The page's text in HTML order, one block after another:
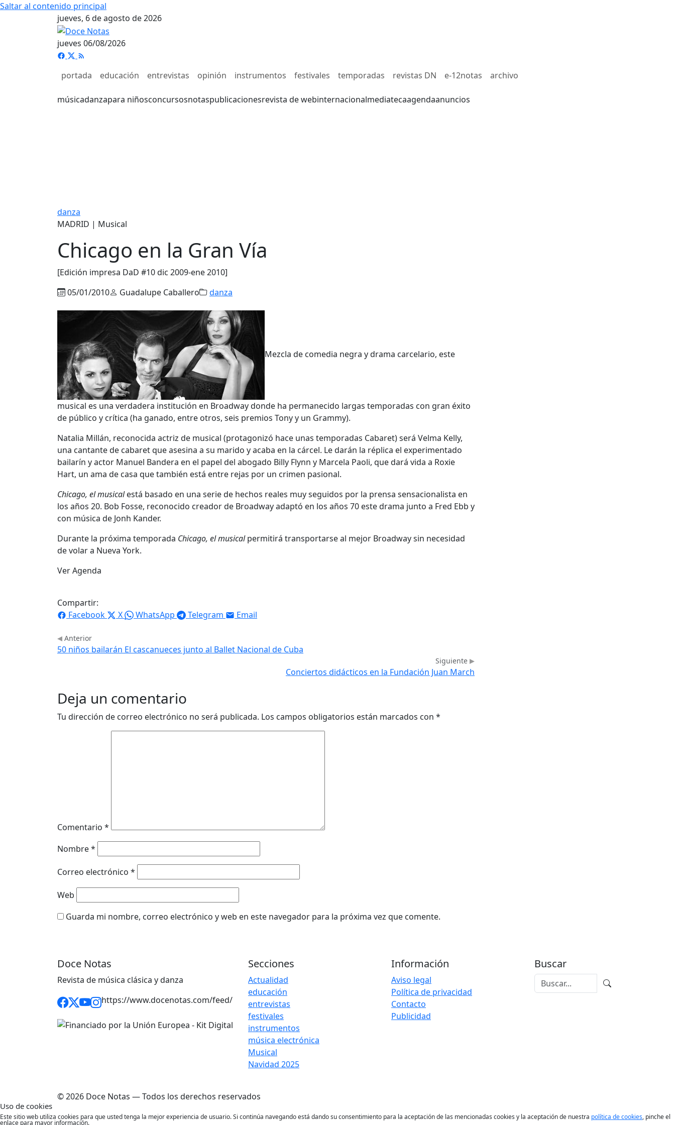
Saltar al contenido principal
jueves, 6 de agosto de 2026
jueves 06/08/2026
portada educación entrevistas opinión instrumentos festivales temporadas revistas DN e-12notas archivo
músicadanzapara niñosconcursosnotaspublicacionesrevista de webinternacionalmediatecaagendaanuncios
danza
MADRID | Musical
Chicago en la Gran Vía
[Edición impresa DaD #10 dic 2009-ene 2010]
05/01/2010
Guadalupe Caballero danza
Mezcla de comedia negra y drama carcelario, este
musical es una verdadera institución en Broadway donde ha permanecido largas temporadas con gran éxito
de público y crítica (ha ganado, entre otros, seis premios Tony y un Grammy).
Natalia Millán, reconocida actriz de musical (protagonizó hace unas temporadas Cabaret) será Velma Kelly,
una cantante de cabaret que asesina a su marido y acaba en la cárcel. Le darán la réplica el experimentado
bailarín y actor Manuel Bandera en el papel del abogado Billy Flynn y Marcela Paoli, que dará vida a Roxie
Hart, un ama de casa que también está entre rejas por un crimen pasional.
Chicago, el musicalestá basado en una serie de hechos reales muy seguidos por la prensa sensacionalista en
los años 20. Bob Fosse, reconocido creador de Broadway adaptó en los años 70 este drama junto a Fred Ebb y
con música de Jonh Kander.
Durante la próxima temporada Chicago, el musicalpermitirá transportarse al mejor Broadway sin necesidad
de volar a Nueva York.
Ver Agenda
Compartir:
Facebook
X WhatsApp Telegram Email
Anterior
50 niños bailarán El cascanueces junto al Ballet Nacional de Cuba
Siguiente
Conciertos didácticos en la Fundación Juan March
Deja un comentario
Tu dirección de correo electrónico no será publicada. Los campos obligatorios están marcados con *
Comentario *
Nombre*
Correo electrónico *
Web
Guarda mi nombre, correo electrónico y web en este navegador para la próxima vez que comente.
Doce Notas
Revista de música clásica y danza
https://www.docenotas.com/feed/
Secciones
Actualidad
educación
entrevistas
festivales
instrumentos
música electrónica
Musical
Navidad 2025
Información
Aviso legal
Política de privacidad
Contacto
Publicidad
Buscar
© 2026 Doce Notas — Todos los derechos reservados
Uso de cookies
Este sitio web utiliza cookies para que usted tenga la mejor experiencia de usuario. Si continúa navegando está dando su consentimiento para la aceptación de las mencionadas cookies y la aceptación de nuestra política de cookies, pinche el
enlace para mayor información.